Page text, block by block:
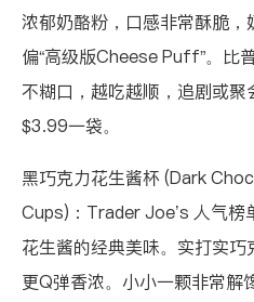
浓郁奶酪粉，口感非常酥脆
偏“高级版Cheese Puff”。比
不糊口，越吃越顺，追剧或
$3.99一袋。
黑巧克力花生酱杯 (Dark
Cups) ：Trader Joe’s 人气
花生酱的经典美味。实打实
更Q弹香浓。小小一颗非常解